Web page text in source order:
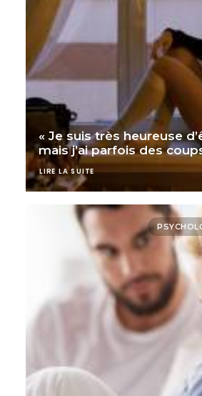
« Je suis très heureuse
mais j’ai parfois des
LIRE LA SUITE